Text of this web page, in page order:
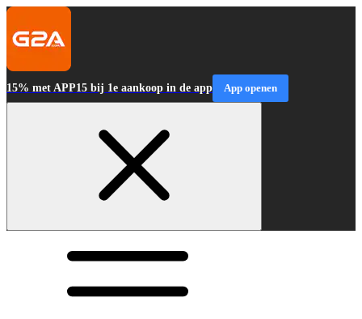
15% met APP15 bij 1e aankoop in de app App openen